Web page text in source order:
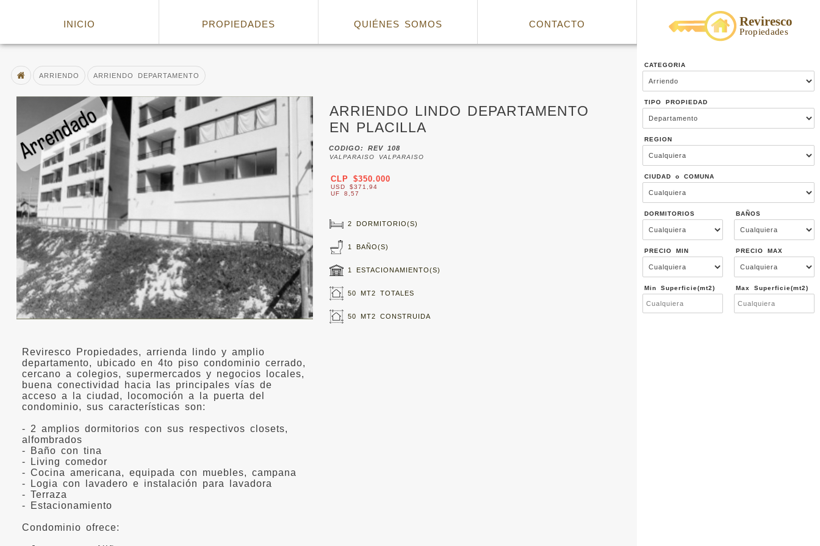
INICIO PROPIEDADES QUIÉNES SOMOS CONTACTO
CATEGORIA
TIPO PROPIEDAD
REGION
CIUDAD o COMUNA
DORMITORIOS BAÑOS
PRECIO MIN PRECIO MAX
Min Superficie(mt2) Max Superficie(mt2)
ARRIENDO ARRIENDO DEPARTAMENTO
ARRIENDO LINDO DEPARTAMENTO
EN PLACILLA
CODIGO: REV 108
VALPARAISO VALPARAISO
CLP $350.000
USD $371,94
UF 8,57
2 DORMITORIO(S)
1 BAÑO(S)
1 ESTACIONAMIENTO(S)
50 MT2 TOTALES
50 MT2 CONSTRUIDA
Reviresco Propiedades, arrienda lindo y amplio
departamento, ubicado en 4to piso condominio cerrado,
cercano a colegios, supermercados y negocios locales,
buena conectividad hacia las principales vías de
acceso a la ciudad, locomoción a la puerta del
condominio, sus características son:
- 2 amplios dormitorios con sus respectivos closets,
alfombrados
- Baño con tina
- Living comedor
- Cocina americana, equipada con muebles, campana
- Logia con lavadero e instalación para lavadora
- Terraza
- Estacionamiento
Condominio ofrece: